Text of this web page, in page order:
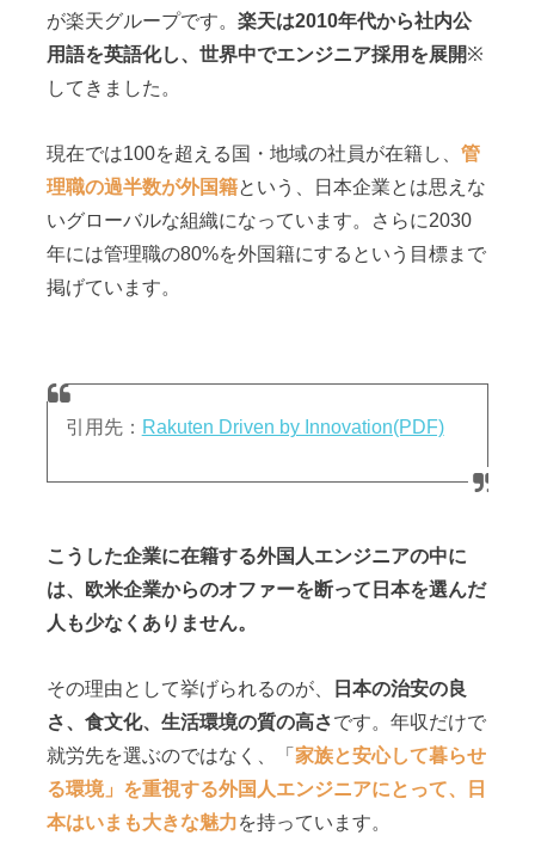
が楽天グループです。 楽天は2010年代から社内公
用語を英語化し、世界中でエンジニア採用を展開※
してきました。
現在では100を超える国・地域の社員が在籍し、 管
理職の過半数が外国籍という、日本企業とは思えな
いグローバルな組織になっています。さらに2030
年には管理職の80%を外国籍にするという目標まで
掲げています。
引用先： Rakuten Driven by Innovation(PDF)
こうした企業に在籍する外国人エンジニアの中に
は、欧米企業からのオファーを断って日本を選んだ
人も少なくありません。
その理由として挙げられるのが、
日本の治安の良
さ、食文化、生活環境の質の高さです。年収だけで
就労先を選ぶのではなく、「家族と安心して暮らせ
る環境」を重視する外国人エンジニアにとって、日
本はいまも大きな魅力を持っています。